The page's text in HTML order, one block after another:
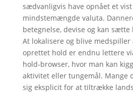
sædvanligvis have opnået et
mindstemængde valuta.
betegnelse, devise og kan
At lokalisere og blive medspiller
oprettet hold er endnu lettere
hold-browser, hvor man kan
aktivitet eller tungemål. Mange
sig eksplicit for at tiltrække